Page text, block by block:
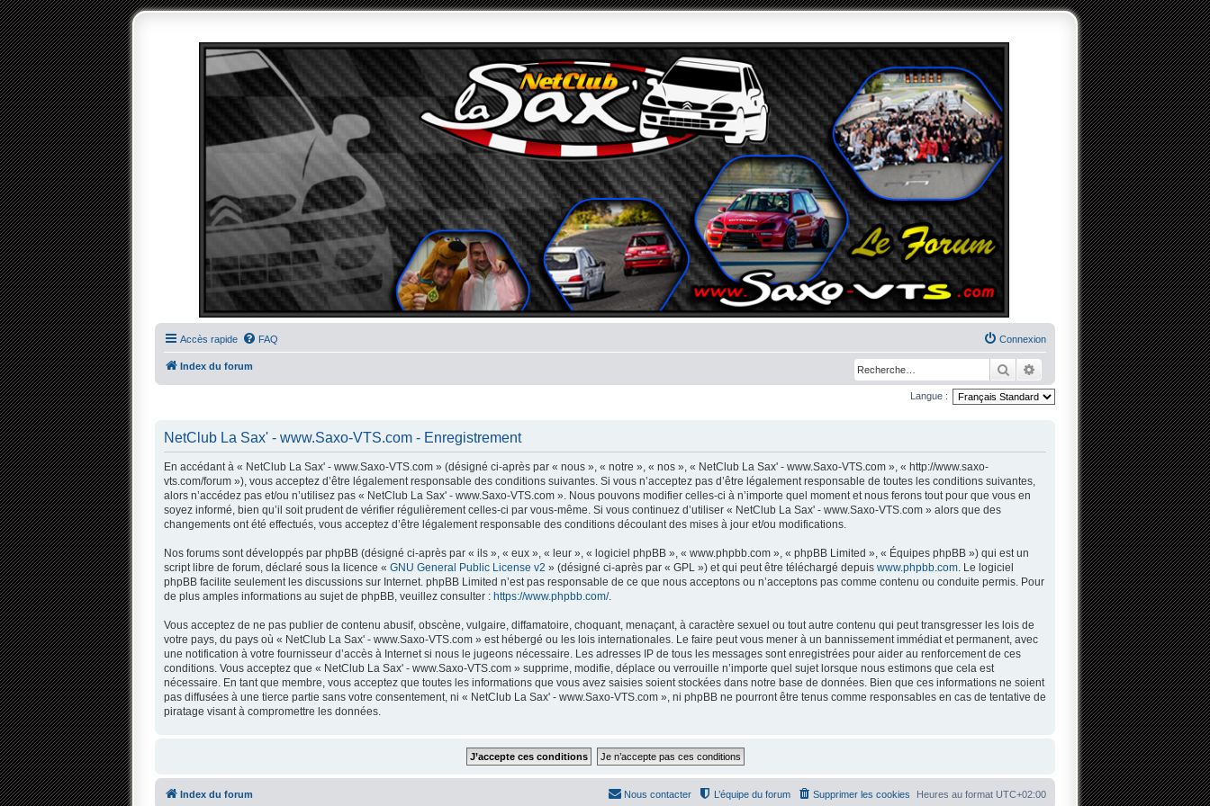
Accès rapide FAQ Connexion
Index du forum RechercherRecherche avancée
Langue :
NetClub La Sax' - www.Saxo-VTS.com - Enregistrement
En accédant à « NetClub La Sax' - www.Saxo-VTS.com » (désigné ci-après par « nous », « notre », « nos », « NetClub La Sax' - www.Saxo-VTS.com », « http://www.saxo-
vts.com/forum »), vous acceptez d’être légalement responsable des conditions suivantes. Si vous n’acceptez pas d’être légalement responsable de toutes les conditions suivantes,
alors n’accédez pas et/ou n’utilisez pas « NetClub La Sax' - www.Saxo-VTS.com ». Nous pouvons modifier celles-ci à n’importe quel moment et nous ferons tout pour que vous en
soyez informé, bien qu’il soit prudent de vérifier régulièrement celles-ci par vous-même. Si vous continuez d’utiliser « NetClub La Sax' - www.Saxo-VTS.com » alors que des
changements ont été effectués, vous acceptez d’être légalement responsable des conditions découlant des mises à jour et/ou modifications.
Nos forums sont développés par phpBB (désigné ci-après par « ils », « eux », « leur », « logiciel phpBB », « www.phpbb.com », « phpBB Limited », « Équipes phpBB ») qui est un
script libre de forum, déclaré sous la licence « GNU General Public License v2 » (désigné ci-après par « GPL ») et qui peut être téléchargé depuis www.phpbb.com . Le logiciel
phpBB facilite seulement les discussions sur Internet. phpBB Limited n’est pas responsable de ce que nous acceptons ou n’acceptons pas comme contenu ou conduite permis. Pour
de plus amples informations au sujet de phpBB, veuillez consulter : https://www.phpbb.com/.
Vous acceptez de ne pas publier de contenu abusif, obscène, vulgaire, diffamatoire, choquant, menaçant, à caractère sexuel ou tout autre contenu qui peut transgresser les lois de
votre pays, du pays où « NetClub La Sax' - www.Saxo-VTS.com » est hébergé ou les lois internationales. Le faire peut vous mener à un bannissement immédiat et permanent, avec
une notification à votre fournisseur d’accès à Internet si nous le jugeons nécessaire. Les adresses IP de tous les messages sont enregistrées pour aider au renforcement de ces
conditions. Vous acceptez que « NetClub La Sax' - www.Saxo-VTS.com » supprime, modifie, déplace ou verrouille n’importe quel sujet lorsque nous estimons que cela est
nécessaire. En tant que membre, vous acceptez que toutes les informations que vous avez saisies soient stockées dans notre base de données. Bien que ces informations ne soient
pas diffusées à une tierce partie sans votre consentement, ni « NetClub La Sax' - www.Saxo-VTS.com », ni phpBB ne pourront être tenus comme responsables en cas de tentative de
piratage visant à compromettre les données.
Index du forum Heures au format UTC+02:00
Supprimer les cookies
L’équipe du forum
Nous contacter